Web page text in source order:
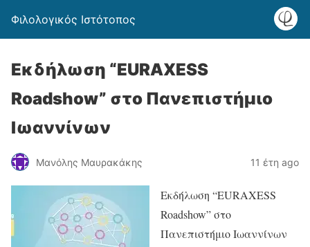
Φιλολογικός Ιστότοπος
Εκδήλωση “EURAXESS
Roadshow” στο Πανεπιστήμιο
Ιωαννίνων
Μανόλης Μαυρακάκης 11 έτη ago
Εκδήλωση “EURAXESS
Roadshow” στο
Πανεπιστήμιο Ιωαννίνων